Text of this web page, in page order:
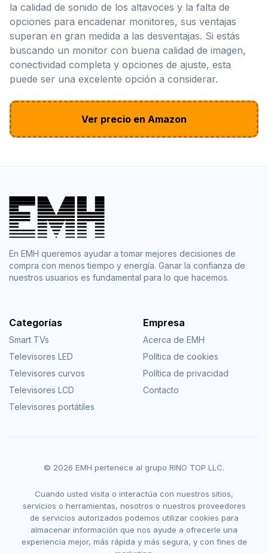
la calidad de sonido de los altavoces y la falta de
opciones para encadenar monitores, sus ventajas
superan en gran medida a las desventajas. Si estás
buscando un monitor con buena calidad de imagen,
conectividad completa y opciones de ajuste, esta
puede ser una excelente opción a considerar.
Ver precio en Amazon
En EMH queremos ayudar a tomar mejores decisiones de
compra con menos tiempo y energía. Ganar la confianza de
nuestros usuarios es fundamental para lo que hacemos.
Categorías
Smart TVs
Televisores LED
Televisores curvos
Televisores LCD
Televisores portátiles
Empresa
Acerca de EMH
Política de cookies
Política de privacidad
Contacto
© 2026 EMH pertenece al grupo RINO TOP LLC.
Cuando usted visita o interactúa con nuestros sitios,
servicios o herramientas, nosotros o nuestros proveedores
de servicios autorizados podemos utilizar cookies para
almacenar información que nos ayude a ofrecerle una
experiencia mejor, más rápida y más segura, y con fines de